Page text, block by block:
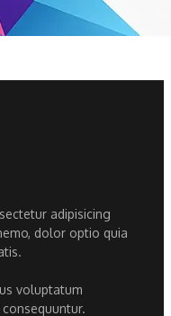
adipisicing
dolor optio quia
voluptatum